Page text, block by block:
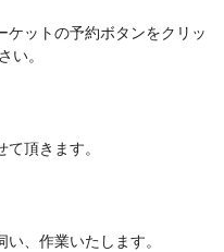
ットの予約ボタンをクリッ
い。
頂きます。
、作業いたします。